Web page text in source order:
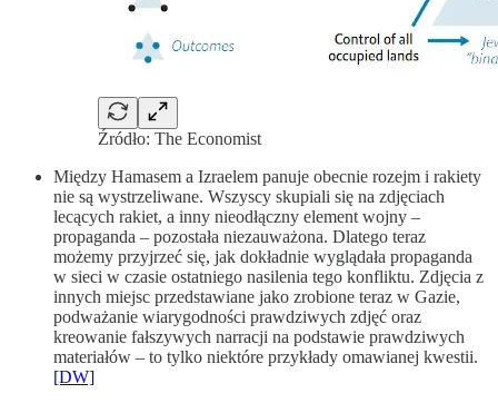
Źródło: The Economist
Między Hamasem a Izraelem panuje obecnie rozejm i rakiety
nie są wystrzeliwane. Wszyscy skupiali się na zdjęciach
lecących rakiet, a inny nieodłączny element wojny –
propaganda – pozostała niezauważona. Dlatego teraz
możemy przyjrzeć się, jak dokładnie wyglądała propaganda
w sieci w czasie ostatniego nasilenia tego konfliktu. Zdjęcia z
innych miejsc przedstawiane jako zrobione teraz w Gazie,
podważanie wiarygodności prawdziwych zdjęć oraz
kreowanie fałszywych narracji na podstawie prawdziwych
materiałów – to tylko niektóre przykłady omawianej kwestii.
[DW]